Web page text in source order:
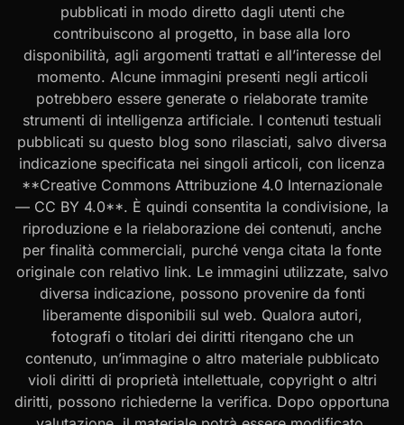
pubblicati in modo diretto dagli utenti che
contribuiscono al progetto, in base alla loro
disponibilità, agli argomenti trattati e all’interesse del
momento. Alcune immagini presenti negli articoli
potrebbero essere generate o rielaborate tramite
strumenti di intelligenza artificiale. I contenuti testuali
pubblicati su questo blog sono rilasciati, salvo diversa
indicazione specificata nei singoli articoli, con licenza
**Creative Commons Attribuzione 4.0 Internazionale
— CC BY 4.0**. È quindi consentita la condivisione, la
riproduzione e la rielaborazione dei contenuti, anche
per finalità commerciali, purché venga citata la fonte
originale con relativo link. Le immagini utilizzate, salvo
diversa indicazione, possono provenire da fonti
liberamente disponibili sul web. Qualora autori,
fotografi o titolari dei diritti ritengano che un
contenuto, un’immagine o altro materiale pubblicato
violi diritti di proprietà intellettuale, copyright o altri
diritti, possono richiederne la verifica. Dopo opportuna